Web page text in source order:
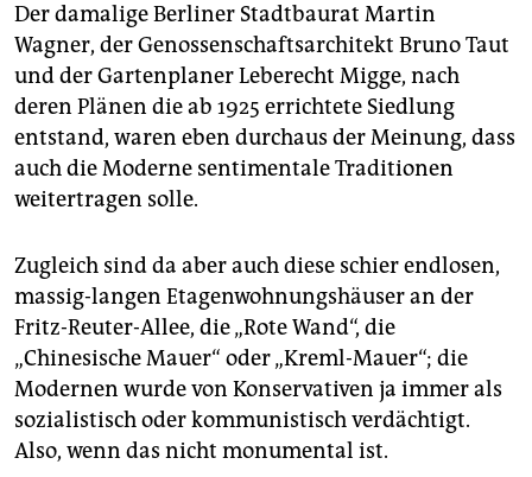
Der damalige Berliner Stadtbaurat Martin
Wagner, der Genossenschaftsarchitekt Bruno Taut
und der Gartenplaner Leberecht Migge, nach
deren Plänen die ab 1925 errichtete Siedlung
entstand, waren eben durchaus der Meinung, dass
auch die Moderne sentimentale Traditionen
weitertragen solle.
Zugleich sind da aber auch diese schier endlosen,
massig-langen Etagenwohnungshäuser an der
Fritz-Reuter-Allee, die „Rote Wand“, die
„Chinesische Mauer“ oder „Kreml-Mauer“; die
Modernen wurde von Konservativen ja immer als
sozialistisch oder kommunistisch verdächtigt.
Also, wenn das nicht monumental ist.